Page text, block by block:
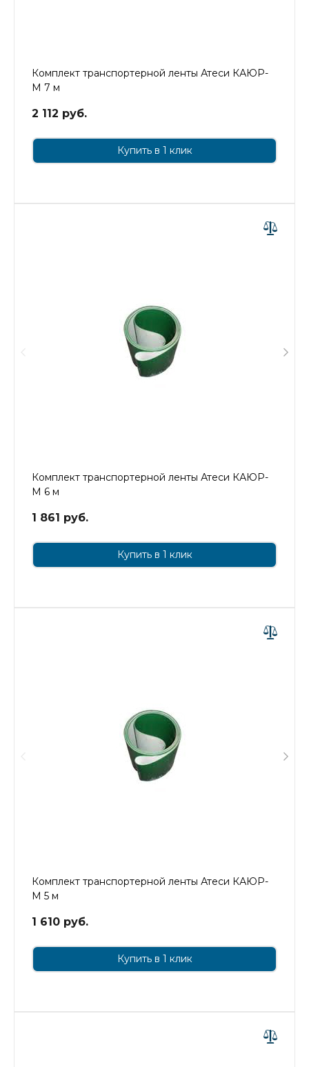
Комплект транспортерной ленты Атеси КАЮР-
М 7 м
2 112 руб.
Купить в 1 клик
Комплект транспортерной ленты Атеси КАЮР-
М 6 м
1 861 руб.
Купить в 1 клик
Комплект транспортерной ленты Атеси КАЮР-
М 5 м
1 610 руб.
Купить в 1 клик